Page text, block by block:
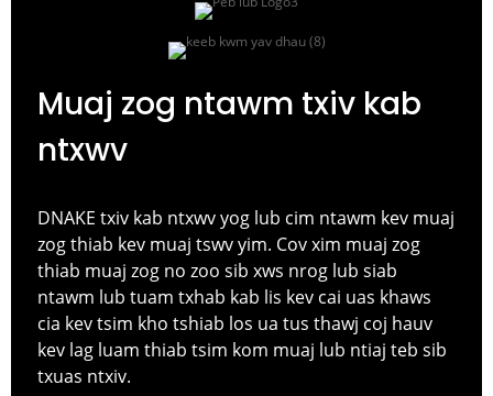
Muaj zog ntawm txiv kab
ntxwv
DNAKE txiv kab ntxwv yog lub cim ntawm kev muaj
zog thiab kev muaj tswv yim. Cov xim muaj zog
thiab muaj zog no zoo sib xws nrog lub siab
ntawm lub tuam txhab kab lis kev cai uas khaws
cia kev tsim kho tshiab los ua tus thawj coj hauv
kev lag luam thiab tsim kom muaj lub ntiaj teb sib
txuas ntxiv.